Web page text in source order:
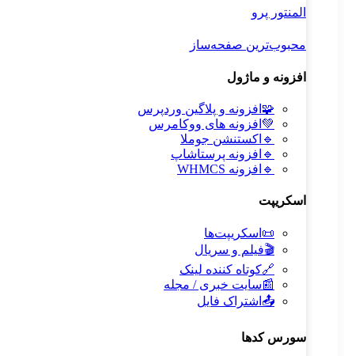
المنتور پرو
محبوب‌ترین صفحه‌ساز
افزونه و ماژول
🧩 افزونه و پلاگین وردپرس
💚 افزونه های ووکامرس
🔹 اکستنشن جوملا
🔹 افزونه پرستاشاپ
🔹 افزونه WHMCS
اسکریپت
📜 اسکریپت‌ها
🎬فیلم و سریال
🔗کوتاه کننده لینک
📰سایت خبری / مجله
📤 اشتراک فایل
سورس کدها